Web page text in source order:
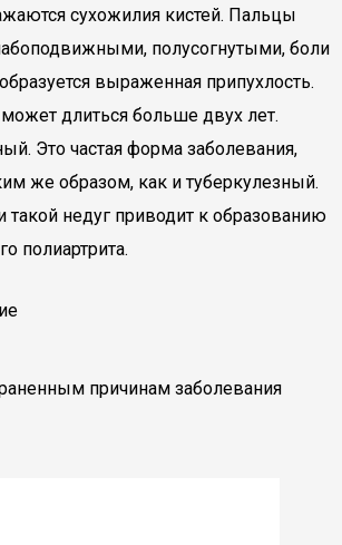
сухожилия кистей. Пальцы
полусогнутыми, боли
выраженная припухлость.
длиться больше двух лет.
Это частая форма заболевания,
же образом, как и туберкулезный.
такой недуг приводит к образованию
полиартрита.
причинам заболевания